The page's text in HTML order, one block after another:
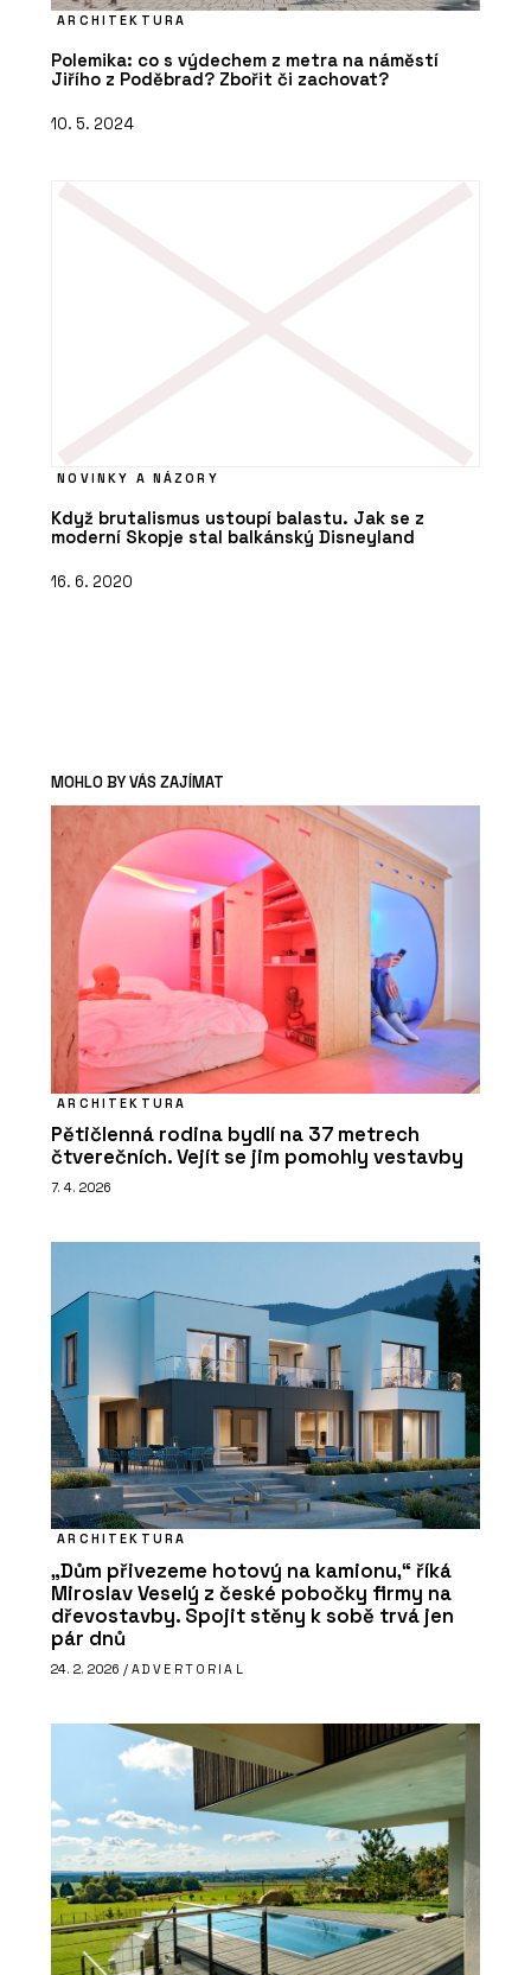
ARCHITEKTURA
Polemika: co s výdechem z metra na náměstí
Jiřího z Poděbrad? Zbořit či zachovat?
10. 5. 2024
NOVINKY A NÁZORY
Když brutalismus ustoupí balastu. Jak se z
moderní Skopje stal balkánský Disneyland
16. 6. 2020
MOHLO BY VÁS ZAJÍMAT
ARCHITEKTURA
Pětičlenná rodina bydlí na 37 metrech
čtverečních. Vejít se jim pomohly vestavby
7. 4. 2026
ARCHITEKTURA
„Dům přivezeme hotový na kamionu,“ říká
Miroslav Veselý z české pobočky firmy na
dřevostavby. Spojit stěny k sobě trvá jen
pár dnů
24. 2. 2026 / ADVERTORIAL